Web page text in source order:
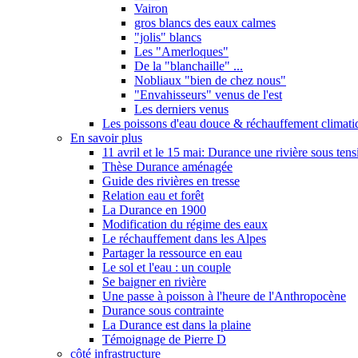
Vairon
gros blancs des eaux calmes
"jolis" blancs
Les "Amerloques"
De la "blanchaille" ...
Nobliaux "bien de chez nous"
"Envahisseurs" venus de l'est
Les derniers venus
Les poissons d'eau douce & réchauffement
En savoir plus
11 avril et le 15 mai: Durance une rivière sous
Thèse Durance aménagée
Guide des rivières en tresse
Relation eau et forêt
La Durance en 1900
Modification du régime des eaux
Le réchauffement dans les Alpes
Partager la ressource en eau
Le sol et l'eau : un couple
Se baigner en rivière
Une passe à poisson à l'heure de l'Anthropocène
Durance sous contrainte
La Durance est dans la plaine
Témoignage de Pierre D
côté infrastructure